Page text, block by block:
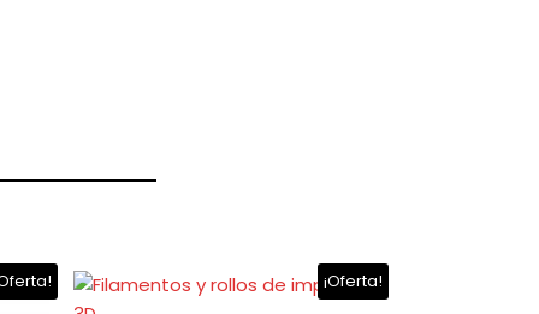
¡Oferta!
El
precio
El